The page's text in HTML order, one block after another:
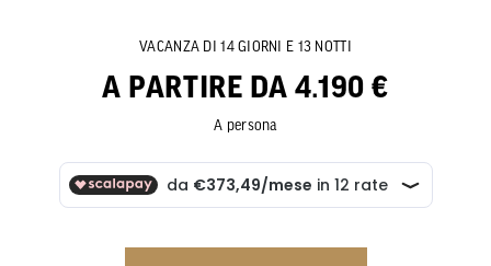
VACANZA DI 14 GIORNI E 13 NOTTI
A PARTIRE DA 4.190 €
A persona